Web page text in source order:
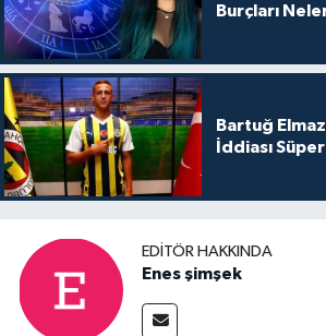
Burçları
Bartuğ Elmaz
İddiası
EDITÖR HAKKINDA
Enes şimşek